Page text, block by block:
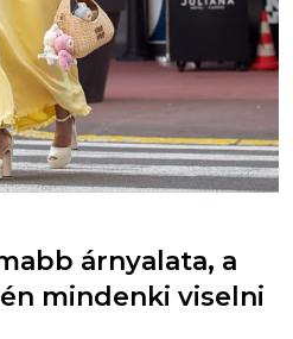
árnyalata, a
mindenki viselni